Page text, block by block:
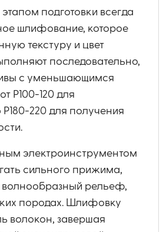
подготовки всегда
шлифование, которое
текстуру и цвет
последовательно,
с уменьшающимся
P100-120 для
220 для получения
электроинструментом
сильного прижима,
волнообразный рельеф,
породах. Шлифовку
волокон, завершая